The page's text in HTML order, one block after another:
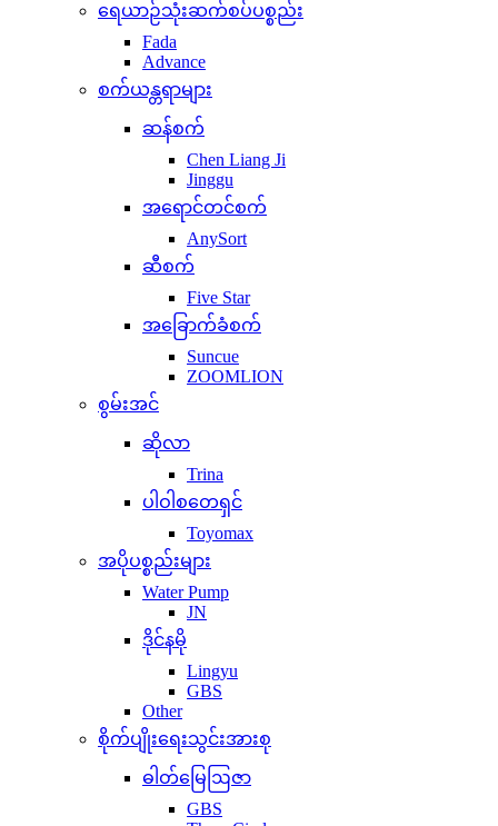
ရေယာဉ်သုံးဆက်စပ်ပစ္စည်း
Fada
Advance
စက်ယန္တရာများ
ဆန်စက်
Chen Liang Ji
Jinggu
အရောင်တင်စက်
AnySort
ဆီစက်
Five Star
အခြောက်ခံစက်
Suncue
ZOOMLION
စွမ်းအင်
ဆိုလာ
Trina
ပါဝါစတေရှင်
Toyomax
အပိုပစ္စည်းများ
Water Pump
JN
ဒိုင်နမို
Lingyu
GBS
Other
စိုက်ပျိုးရေးသွင်းအားစု
ဓါတ်မြေဩဇာ
GBS